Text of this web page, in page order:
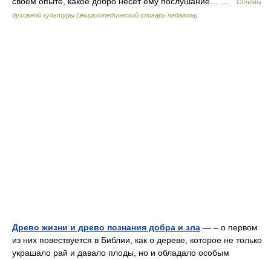
Основы
духовной культуры (энциклопедический словарь педагога)
Древо жизни и древо познания добра и зла — – о первом
из них повествуется в Библии, как о дереве, которое не только
украшало рай и давало плоды, но и обладало особым